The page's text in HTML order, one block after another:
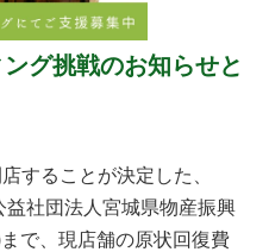
グ挑戦のお知らせと
することが決定した、
益社団法人宮城県物産振興
で、現店舗の原状回復費